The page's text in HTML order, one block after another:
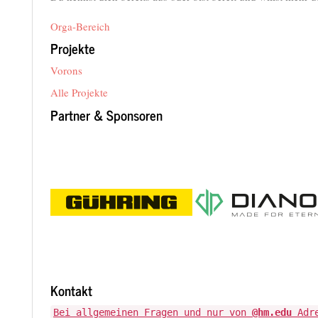
Orga-Bereich
Projekte
Vorons
Alle Projekte
Partner & Sponsoren
Kontakt
Bei allgemeinen Fragen und nur von @hm.edu